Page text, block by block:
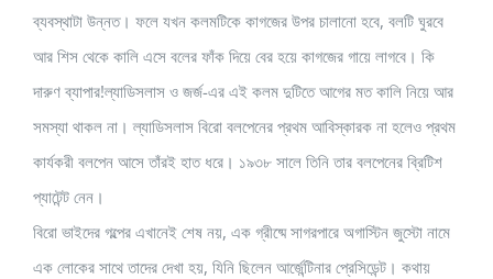
ব্যবস্থাটা উন্নত। ফলে যখন কলমটিকে কাগজের উপর চালানো হবে, বলটি ঘুরবে
আর শিস থেকে কালি এসে বলের ফাঁক দিয়ে বের হয়ে কাগজের গায়ে লাগবে। কি
দারুণ ব্যাপার!ল্যাডিসলাস ও জর্জ-এর এই কলম দুটিতে আগের মত কালি নিয়ে আর
সমস্যা থাকল না। ল্যাডিসলাস বিরো বলপেনের প্রথম আবিস্কারক না হলেও প্রথম
কার্যকরী বলপেন আসে তাঁরই হাত ধরে। ১৯৩৮ সালে তিনি তার বলপেনের ব্রিটিশ
প্যাটেন্ট নেন।
বিরো ভাইদের গল্পের এখানেই শেষ নয়, এক গ্রীষ্মে সাগরপারে অগাস্টিন জুস্টো নামে
এক লোকের সাথে তাদের দেখা হয়, যিনি ছিলেন আর্জেন্টিনার প্রেসিডেন্ট। কথায়